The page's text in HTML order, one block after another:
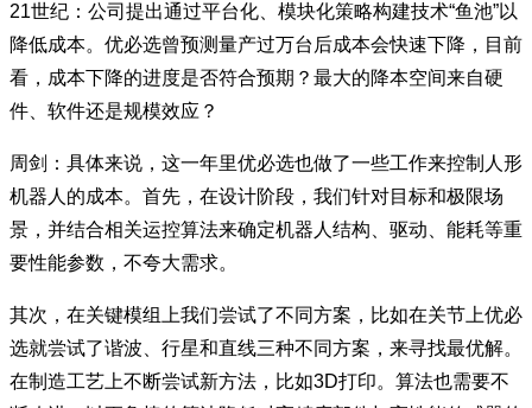
21世纪：公司提出通过平台化、模块化策略构建技术“鱼池”以
降低成本。优必选曾预测量产过万台后成本会快速下降，目前
看，成本下降的进度是否符合预期？最大的降本空间来自硬
件、软件还是规模效应？
周剑：具体来说，这一年里优必选也做了一些工作来控制人形
机器人的成本。首先，在设计阶段，我们针对目标和极限场
景，并结合相关运控算法来确定机器人结构、驱动、能耗等重
要性能参数，不夸大需求。
其次，在关键模组上我们尝试了不同方案，比如在关节上优必
选就尝试了谐波、行星和直线三种不同方案，来寻找最优解。
在制造工艺上不断尝试新方法，比如3D打印。算法也需要不